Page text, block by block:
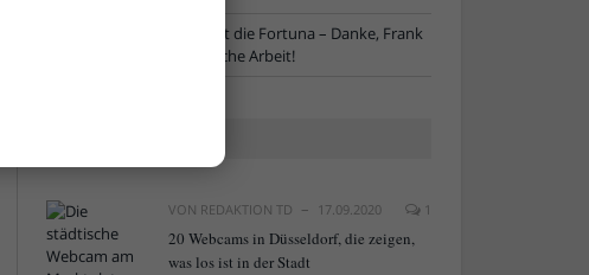
NLZ-Chef verlässt die Fortuna – Danke, Frank
Schaefer, für die erfolgreiche Arbeit!
VON REDAKTION TD 17.09.2020 1
20 Webcams in Düsseldorf, die zeigen,
was los ist in der Stadt